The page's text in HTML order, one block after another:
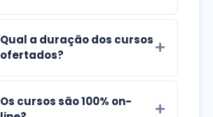
Qual a duração dos cursos
ofertados?
Os cursos são 100% on-